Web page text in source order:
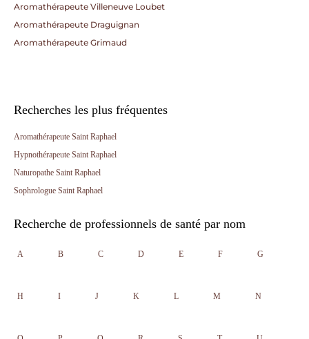
Aromathérapeute Villeneuve Loubet
Aromathérapeute Draguignan
Aromathérapeute Grimaud
Recherches les plus fréquentes
Aromathérapeute Saint Raphael
Hypnothérapeute Saint Raphael
Naturopathe Saint Raphael
Sophrologue Saint Raphael
Recherche de professionnels de santé par nom
A B C D E F G
H I J K L M N